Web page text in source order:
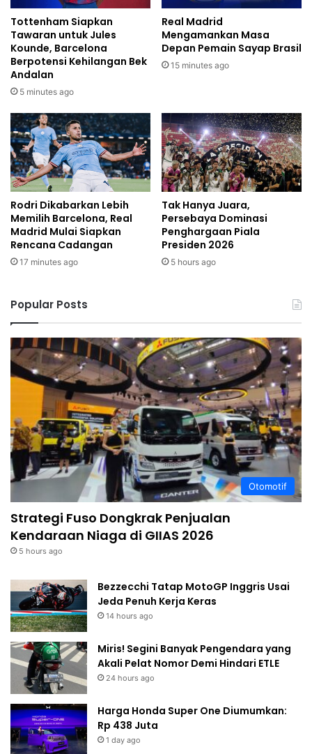
Tottenham Siapkan
Tawaran untuk Jules
Kounde, Barcelona
Berpotensi Kehilangan Bek
Andalan
5 minutes ago
Real Madrid
Mengamankan Masa
Depan Pemain Sayap Brasil
15 minutes ago
Rodri Dikabarkan Lebih
Memilih Barcelona, Real
Madrid Mulai Siapkan
Rencana Cadangan
17 minutes ago
Tak Hanya Juara,
Persebaya Dominasi
Penghargaan Piala
Presiden 2026
5 hours ago
Popular Posts
Otomotif
Strategi Fuso Dongkrak Penjualan
Kendaraan Niaga di GIIAS 2026
5 hours ago
Bezzecchi Tatap MotoGP Inggris Usai
Jeda Penuh Kerja Keras
14 hours ago
Miris! Segini Banyak Pengendara yang
Akali Pelat Nomor Demi Hindari ETLE
24 hours ago
Harga Honda Super One Diumumkan:
Rp 438 Juta
1 day ago